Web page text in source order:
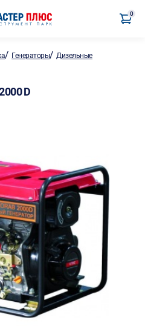
0
/ Генераторы/Дизельные
D